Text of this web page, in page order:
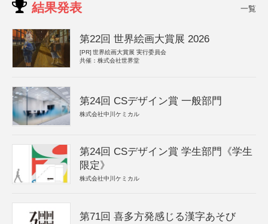
結果発表 一覧
第22回 世界絵画大賞展 2026
[PR] 世界絵画大賞展 実行委員会
共催：株式会社世界堂
第24回 CSデザイン賞 一般部門
株式会社中川ケミカル
第24回 CSデザイン賞 学生部門《学生
限定》
株式会社中川ケミカル
第71回 喜多方発感じる漢字あそび